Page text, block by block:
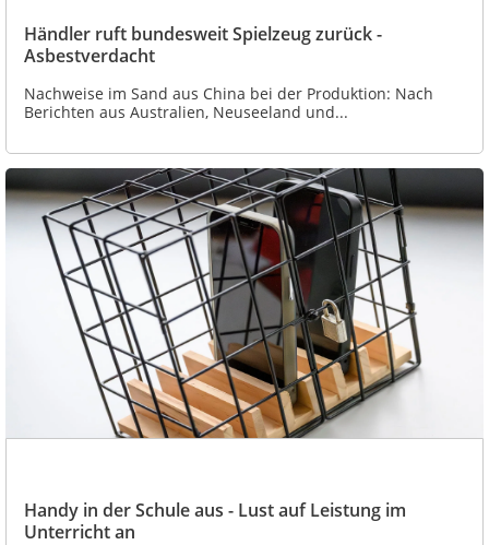
Händler ruft bundesweit Spielzeug zurück -
Asbestverdacht
Nachweise im Sand aus China bei der Produktion: Nach
Berichten aus Australien, Neuseeland und...
Handy in der Schule aus - Lust auf Leistung im
Unterricht an